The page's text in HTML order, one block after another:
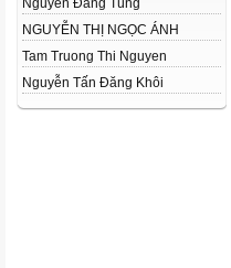
Nguyễn Đăng Tùng
NGUYỄN THỊ NGỌC ÁNH
Tam Truong Thi Nguyen
Nguyễn Tấn Đăng Khôi